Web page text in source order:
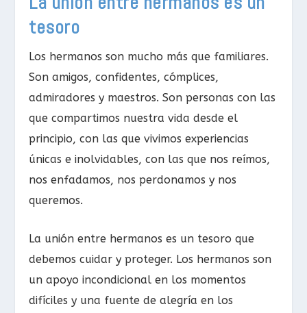
tesoro
Los hermanos son mucho más que familiares.
Son amigos, confidentes, cómplices,
admiradores y maestros. Son personas con las
que compartimos nuestra vida desde el
principio, con las que vivimos experiencias
únicas e inolvidables, con las que nos reímos,
nos enfadamos, nos perdonamos y nos
queremos.
La unión entre hermanos es un tesoro que
debemos cuidar y proteger. Los hermanos son
un apoyo incondicional en los momentos
difíciles y una fuente de alegría en los